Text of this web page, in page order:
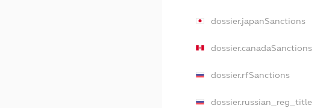
dossier.japanSanctions
dossier.canadaSanctions
dossier.rfSanctions
dossier.russian_reg_title